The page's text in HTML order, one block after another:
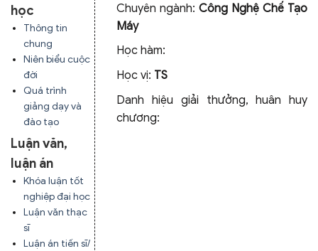
học
Thông tin
chung
Niên biểu cuộc
đời
Quá trình
giảng dạy và
đào tạo
Luận văn,
luận án
Khóa luận tốt
nghiệp đại học
Luận văn thạc
sĩ
Luận án tiến sĩ/
Chuyên ngành:Công Nghệ Chế Tạo
Máy
Học hàm:
Học vị: TS
Danh hiệu giải thưởng, huân huy
chương: